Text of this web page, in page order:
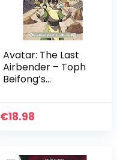
Avatar: The Last
Airbender – Toph
Beifong’s
€18.98